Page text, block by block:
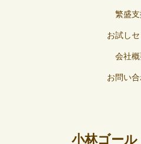
繁盛支
お試しセ
会社
お問い
小林ゴー